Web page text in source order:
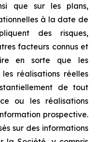
que sur les plans,
à la date de
des risques,
facteurs connus et
en sorte que les
réalisations réelles
de tout
ou les réalisations
prospective.
sur des informations